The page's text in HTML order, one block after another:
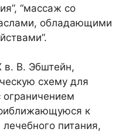
“массаж со
обладающими
в. В. Эбштейн,
схему для
к
питания,